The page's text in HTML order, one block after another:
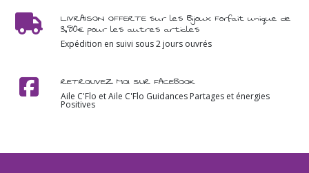
LIVRAISON OFFERTE sur les Bijoux Forfait unique de
3,80€ pour les autres articles
Expédition en suivi sous 2 jours ouvrés
RETROUVEZ MOI SUR FACEBOOK
Aile C'Flo et Aile C'Flo Guidances Partages et énergies
Positives